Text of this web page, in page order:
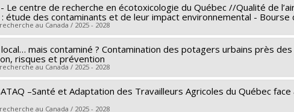
principal : Nolwenn Noisel
: Maximilien Debia
de financement :FRQS/Fonds de recherche du Québec - Santé (FRSQ)
de subvention :
Le centre de recherche en écotoxicologie du Québec //Qualité de
étude des contaminants et de leur impact environnemental - Bourse
au Canada / 2025 - 2028
principal : Claude Fortin
: Nolwenn Noisel
de financement :FRQNT/Fonds de recherche du Québec - Nature et
de subvention :PVXXXXXX-(RS) Programme de regroupements
mais contaminé ? Contamination des potagers urbains près
risques et prévention
au Canada / 2025 - 2028
principal : Nolwenn Noisel
financement : FRQNT/Fonds de recherche du Québec - Nature et
–Santé et Adaptation des Travailleurs Agricoles du Québec
au Canada / 2025 - 2028